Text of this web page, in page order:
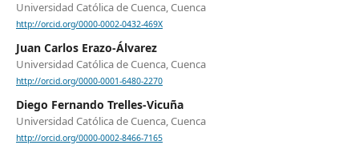
Universidad Católica de Cuenca, Cuenca
http://orcid.org/0000-0002-0432-469X
Juan Carlos Erazo-Álvarez
Universidad Católica de Cuenca, Cuenca
http://orcid.org/0000-0001-6480-2270
Diego Fernando Trelles-Vicuña
Universidad Católica de Cuenca, Cuenca
http://orcid.org/0000-0002-8466-7165